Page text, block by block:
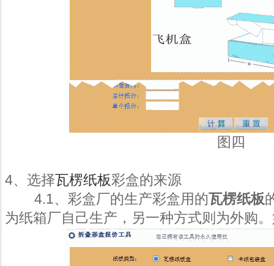
图四
4、选择瓦楞纸板彩盒的来源
4.1、彩盒厂的生产彩盒用的瓦楞纸板
为纸箱厂自己生产，另一种方式则为外购